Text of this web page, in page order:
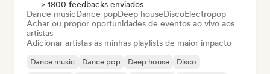
> 1800 feedbacks enviados
Dance musicDance popDeep houseDiscoElectropop
Achar ou propor oportunidades de eventos ao vivo aos
artistas
Adicionar artistas às minhas playlists de maior impacto
Dance music Dance pop Deep house
Disco